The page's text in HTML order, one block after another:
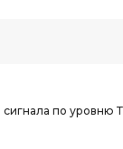
по уровню